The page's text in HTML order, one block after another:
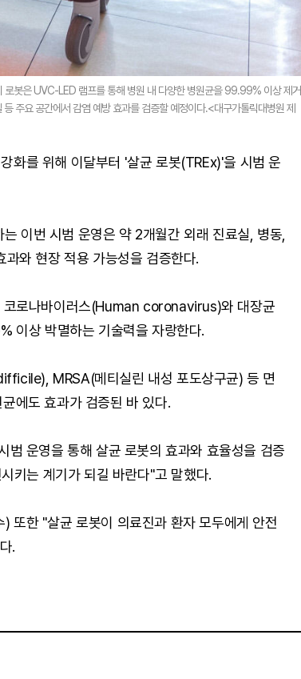
로봇은 UVC-LED 램프를 통해 병원 내 다양한 병원균을 99.99% 이상 제거
주요 공간에서 감염 예방 효과를 검증할 예정이다.<대구가톨릭대병원 제
화를 위해 이달부터 '살균 로봇(TREx)'을 시범 운
이번 시범 운영은 약 2개월간 외래 진료실, 병동,
와 현장 적용 가능성을 검증한다.
로나바이러스(Human coronavirus)와 대장균
이상 박멸하는 기술력을 자랑한다.
MRSA(메티실린 내성 포도상구균) 등 면
에도 효과가 검증된 바 있다.
범 운영을 통해 살균 로봇의 효과와 효율성을 검증
키는 계기가 되길 바란다"고 말했다.
또한 "살균 로봇이 의료진과 환자 모두에게 안전
.